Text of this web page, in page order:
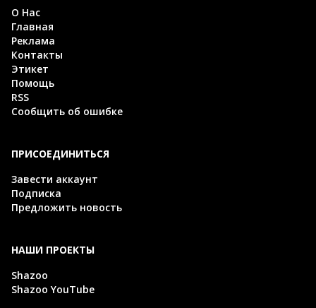
О Нас
Главная
Реклама
Контакты
Этикет
Помощь
RSS
Сообщить об ошибке
ПРИСОЕДИНИТЬСЯ
Завести аккаунт
Подписка
Предложить новость
НАШИ ПРОЕКТЫ
Shazoo
Shazoo YouTube